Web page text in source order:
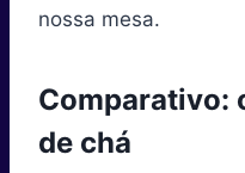
nossa mesa.
Comparativo:
de chá